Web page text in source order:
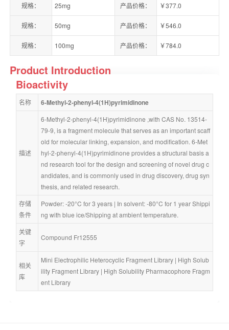
规格： 25mg 产品价格： ￥377.0
规格： 50mg 产品价格： ￥546.0
规格： 100mg 产品价格： ￥784.0
Product Introduction
Bioactivity
名称 6-Methyl-2-phenyl-4(1H)pyrimidinone
描述
6-Methyl-2-phenyl-4(1H)pyrimidinone ,with CAS No. 13514-
79-9, is a fragment molecule that serves as an important scaff
old for molecular linking, expansion, and modification. 6-Met
hyl-2-phenyl-4(1H)pyrimidinone provides a structural basis a
nd research tool for the design and screening of novel drug c
andidates, and is commonly used in drug discovery, drug syn
thesis, and related research.
存储
条件
Powder: -20°C for 3 years | In solvent: -80°C for 1 year Shippi
ng with blue ice/Shipping at ambient temperature.
关键
字
Compound Fr12555
相关
库
Mini Electrophilic Heterocyclic Fragment Library | High Solub
ility Fragment Library | High Solubility Pharmacophore Fragm
ent Library